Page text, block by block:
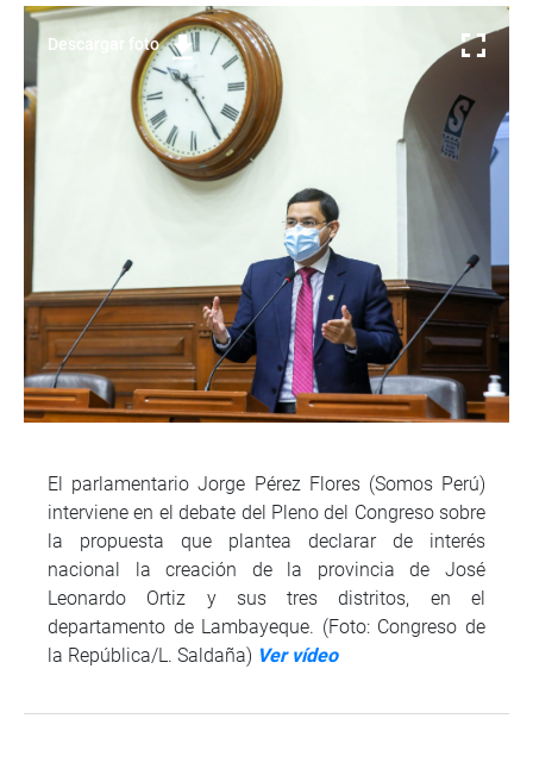
Descargar foto
El parlamentario Jorge Pérez Flores (Somos Perú)
interviene en el debate del Pleno del Congreso sobre
la propuesta que plantea declarar de interés
nacional la creación de la provincia de José
Leonardo Ortiz y sus tres distritos, en el
departamento de Lambayeque. (Foto: Congreso de
la República/L. Saldaña) Ver vídeo